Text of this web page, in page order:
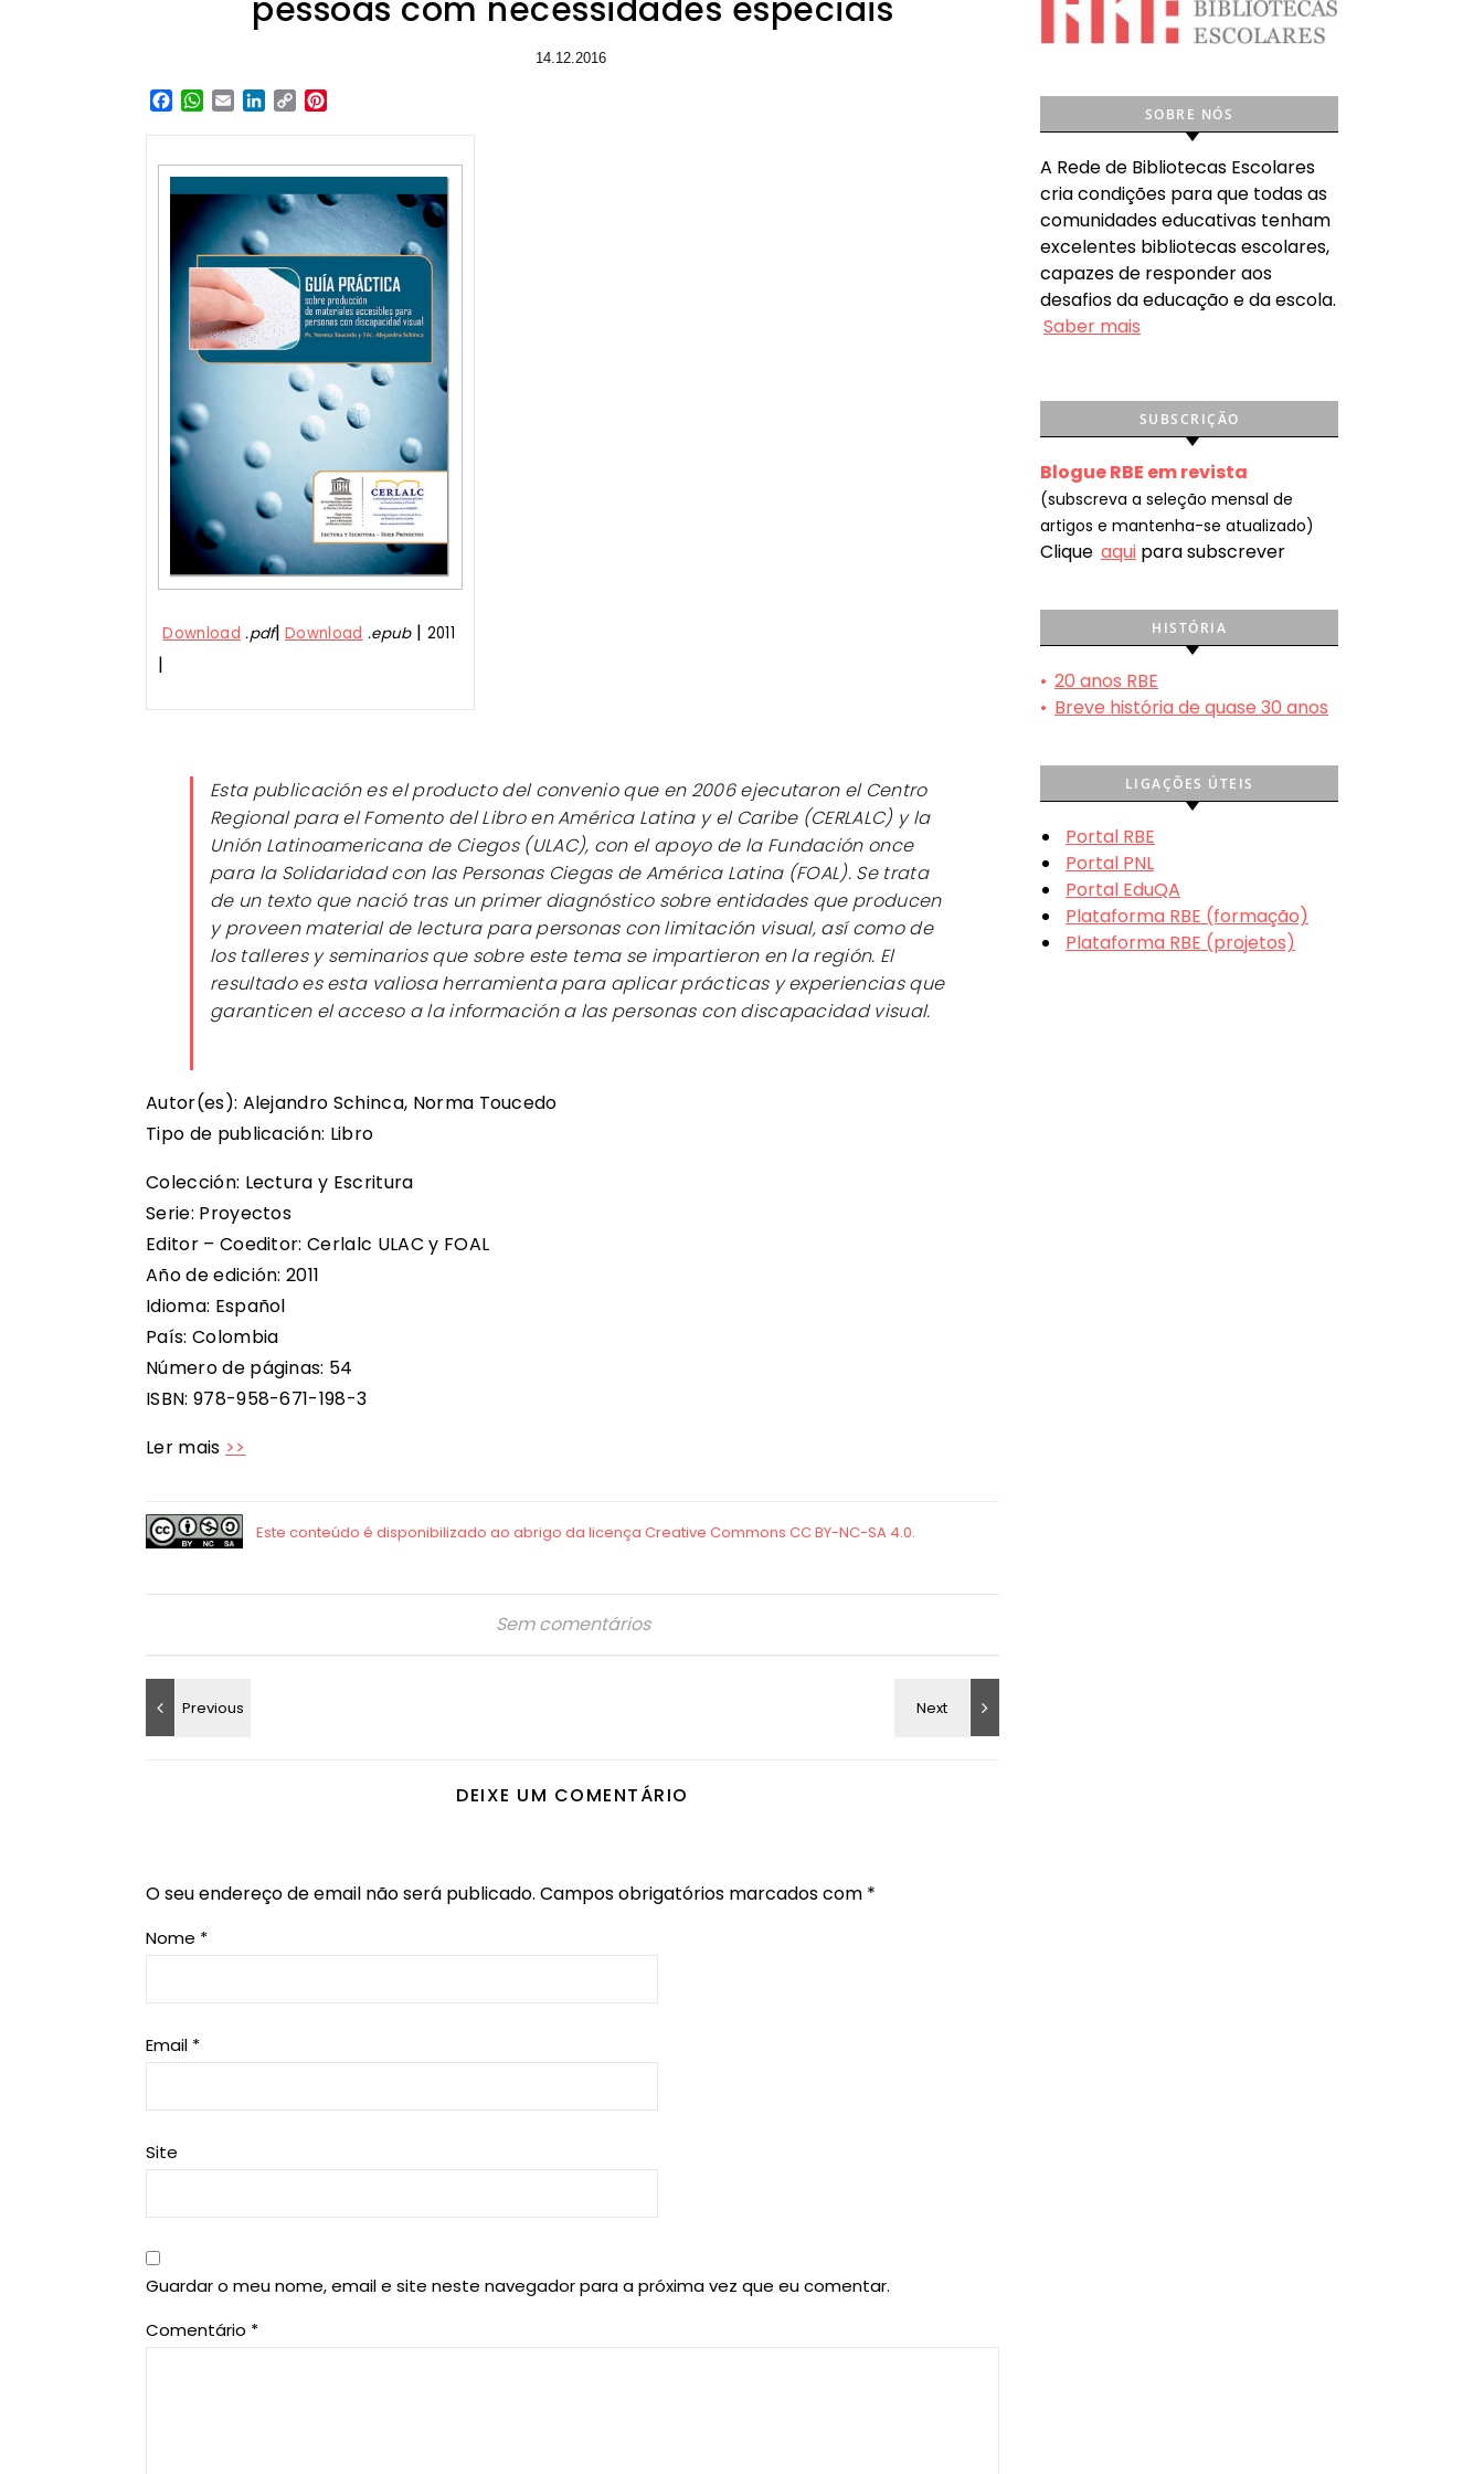
pessoas com necessidades especiais
14.12.2016
Facebook
WhatsApp
EmailLinkedIn
Copy
Download .pdf|Download .epub| 2011
|
Esta publicación es el producto del convenio que en 2006 ejecutaron el Centro
Regional para el Fomento del Libro en América Latina y el Caribe (CERLALC) y la
Unión Latinoamericana de Ciegos (ULAC), con el apoyo de la Fundación once
para la Solidaridad con las Personas Ciegas de América Latina (FOAL). Se trata
de un texto que nació tras un primer diagnóstico sobre entidades que producen
y proveen material de lectura para personas con limitación visual, así como de
los talleres y seminarios que sobre este tema se impartieron en la región. El
resultado es esta valiosa herramienta para aplicar prácticas y experiencias que
garanticen el acceso a la información a las personas con discapacidad visual.
Autor(es): Alejandro Schinca, Norma Toucedo
Tipo de publicación: Libro
Colección: Lectura y Escritura
Serie: Proyectos
Editor – Coeditor: Cerlalc ULAC y FOAL
Año de edición: 2011
Idioma: Español
País: Colombia
Número de páginas: 54
ISBN: 978-958-671-198-3
Ler mais >>
Sem comentários
DEIXE UM COMENTÁRIO
O seu endereço de email não será publicado. Campos obrigatórios marcados com *
Nome *
Email *
Site
Guardar o meu nome, email e site neste navegador para a próxima vez que eu comentar.
Comentário *
SOBRE NÓS
A Rede de Bibliotecas Escolares
cria condições para que todas as
comunidades educativas tenham
excelentes bibliotecas escolares,
capazes de responder aos
desafios da educação e da escola.
Saber mais
SUBSCRIÇÃO
Blogue RBE em revista
(subscreva a seleção mensal de
artigos e mantenha-se atualizado)
Clique aqui para subscrever
HISTÓRIA
• 20 anos RBE
• Breve história de quase 30 anos
LIGAÇÕES ÚTEIS
Portal RBE
Portal PNL
Portal EduQA
Plataforma RBE (formação)
Plataforma RBE (projetos)